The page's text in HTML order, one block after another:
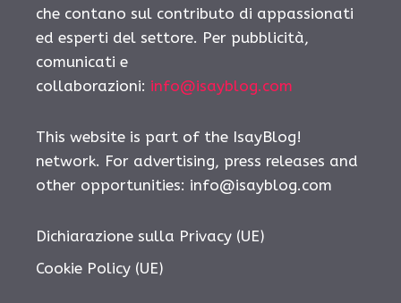
che contano sul contributo di appassionati
ed esperti del settore. Per pubblicità,
comunicati e
collaborazioni: info@isayblog.com
This website is part of the IsayBlog!
network. For advertising, press releases and
other opportunities: info@isayblog.com
Dichiarazione sulla Privacy (UE)
Cookie Policy (UE)